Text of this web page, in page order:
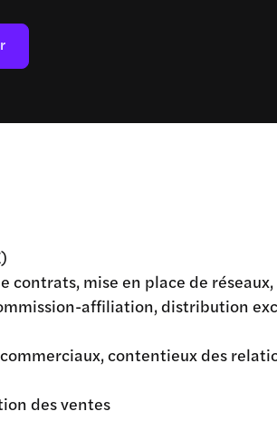
mise en place de
affiliation, distribution
contentieux des
des ventes